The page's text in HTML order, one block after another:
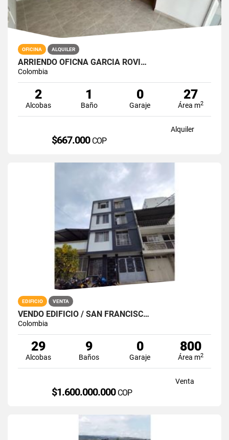
OFICINA ALQUILER
ARRIENDO OFICNA GARCIA ROVI…
Colombia
2
Alcobas
1
Baño
0
Garaje
27
Área m2
Alquiler
$667.000 COP
EDIFICIO VENTA
VENDO EDIFICIO / SAN FRANCISC…
Colombia
29
Alcobas
9
Baños
0
Garaje
800
Área m2
Venta
$1.600.000.000 COP